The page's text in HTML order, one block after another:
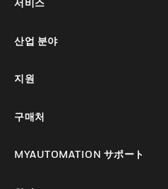
서비스
산업 분야
지원
구매처
MYAUTOMATION サポート